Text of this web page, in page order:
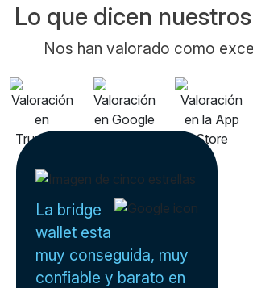
Lo que dicen
Nos han valorado como
La bridge
wallet esta
muy conseguida, muy
confiable y barato en